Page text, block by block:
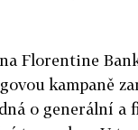
Florentine
kampaně
o generální